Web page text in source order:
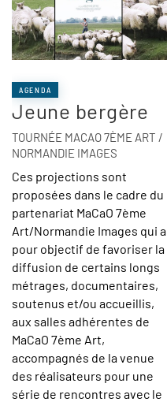
AGENDA
Jeune bergère
TOURNÉE MACAO 7ÈME ART /
NORMANDIE IMAGES
Ces projections sont
proposées dans le cadre du
partenariat MaCaO 7ème
Art/Normandie Images qui a
pour objectif de favoriser la
diffusion de certains longs
métrages, documentaires,
soutenus et/ou accueillis,
aux salles adhérentes de
MaCaO 7ème Art,
accompagnés de la venue
des réalisateurs pour une
série de rencontres avec le